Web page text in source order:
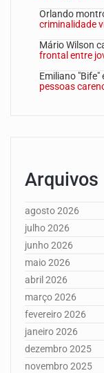
Orlando
criminalidade
Mário Wilson
frontal entre
Emiliano "Bife"
pessoas
Arquivos
agosto 2026
julho 2026
junho 2026
maio 2026
abril 2026
março 2026
fevereiro 2026
janeiro 2026
dezembro 2025
novembro 2025